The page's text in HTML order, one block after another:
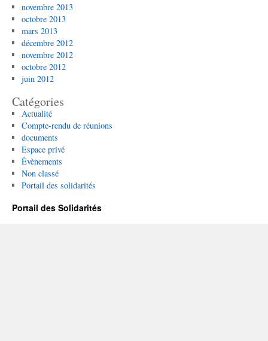
novembre 2013
octobre 2013
mars 2013
décembre 2012
novembre 2012
octobre 2012
juin 2012
Catégories
Actualité
Compte-rendu de réunions
documents
Espace privé
Évènements
Non classé
Portail des solidarités
Portail des Solidarités